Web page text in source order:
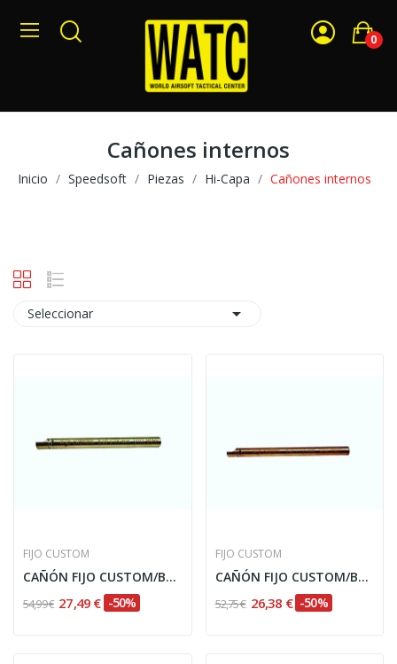
0
Cañones internos
Inicio Speedsoft Piezas Hi-Capa Cañones internos
Seleccionar 
FIJO CUSTOM
CAÑÓN FIJO CUSTOM/BORE PRECISION 6.02MM - 113MM
54,99 € 27,49 € -50%
FIJO CUSTOM
CAÑÓN FIJO CUSTOM/BORE PRECISION 6.02MM - 95MM
52,75 € 26,38 € -50%